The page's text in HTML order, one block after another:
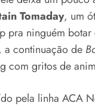
Tomaday, um
pra ninguém
a continuação de
com gritos de
pela linha ACA